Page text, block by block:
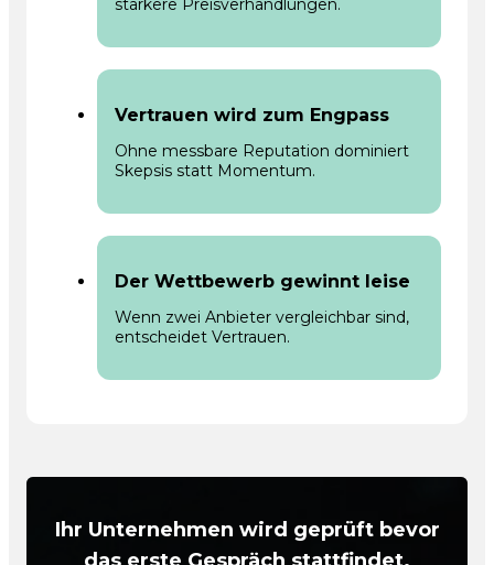
stärkere Preisverhandlungen.
Vertrauen wird zum Engpass
Ohne messbare Reputation dominiert
Skepsis statt Momentum.
Der Wettbewerb gewinnt leise
Wenn zwei Anbieter vergleichbar sind,
entscheidet Vertrauen.
Ihr Unternehmen wird geprüft bevor